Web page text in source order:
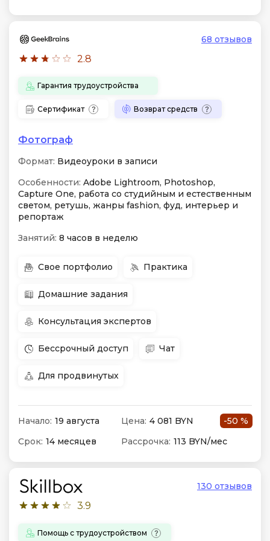
2.8
68 отзывов
Гарантия трудоустройства
Сертификат Возврат средств
Фотограф
Формат: Видеоуроки в записи
Особенности: Adobe Lightroom, Photoshop,
Capture One, работа со студийным и естественным
светом, ретушь, жанры fashion, фуд, интерьер и
репортаж
Занятий: 8 часов в неделю
Свое портфолио Практика
Домашние задания
Консультация экспертов
Бессрочный доступ Чат
Для продвинутых
Начало: 19 августа Цена: 4 081 BYN
-50 %
Срок: 14 месяцев Рассрочка: 113 BYN/мес
3.9
130 отзывов
Помощь с трудоустройством